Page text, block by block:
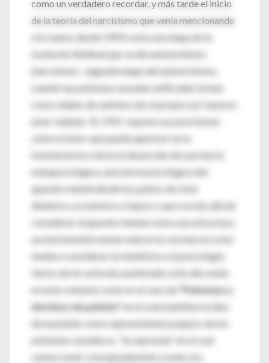
como un verdadero recordar, y más tarde el inicio
de la teoría del narcisismo que venía mencionando
a lo menos desde 1909 como una etapa de la
evolución libidinal que va del autoerotismo
(narcisismo : segunda etapa del autoerotismo,
cuando las pulsiones sexuales unificadas toman
como objeto de satisfacción al propio yo) hasta el
amor objetal. En 1915 expone sus precisiones
sobre el amor que puede aparecer en la
transferencia e inicia el desarrollo de una teoría
metapsicológica, una teoría psicológica del
aparato mental desde los puntos de vista
dinámico, económico y tópico y que va más allá de
considerar al aparato mental como una estructura
exclusivamente enmarcada en la conciencia como
tendía a considerar la metafísica a la psicología.
Varios de los artículos publicados este año están
en este contexto como es el caso de
"Pulsiones y
destinos de pulsión"
en el cual mantiene la idea
de la pulsión como representante psíquico de los
estímulos somáticos, "la represión" en el cual
vuelve reunir conceptualmente a todos los